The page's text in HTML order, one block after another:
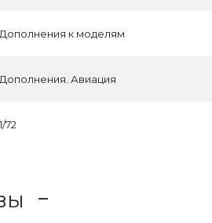
Дополнения к моделям
Дополнения. Авиация
1/72